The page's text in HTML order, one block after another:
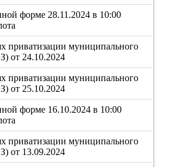
форме 28.11.2024 в 10:00
приватизации муниципального
от 24.10.2024
приватизации муниципального
от 25.10.2024
форме 16.10.2024 в 10:00
приватизации муниципального
от 13.09.2024